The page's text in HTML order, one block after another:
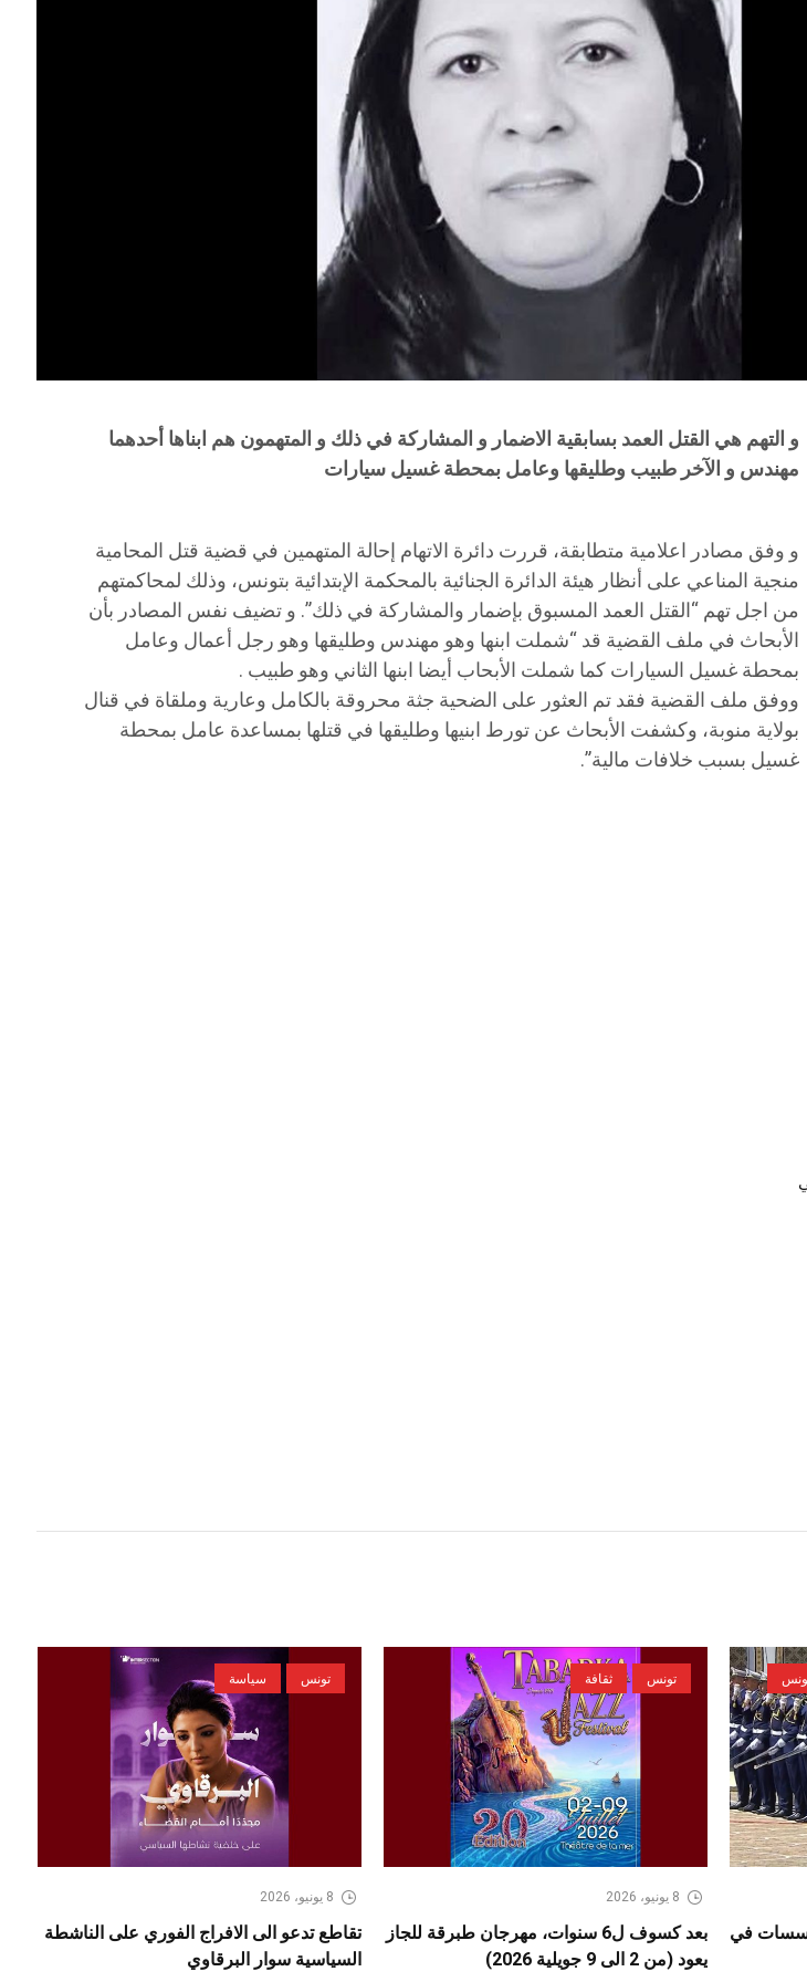
و التهم هي القتل العمد بسابقية الاضمار و المشاركة في ذلك و المتهمون هم ابناها أحدهما
مهندس و الآخر طبيب وطليقها وعامل بمحطة غسيل سيارات
و وفق مصادر اعلامية متطابقة، قررت دائرة الاتهام إحالة المتهمين في قضية قتل المحامية
منجية المناعي على أنظار هيئة الدائرة الجنائية بالمحكمة الإبتدائية بتونس، وذلك لمحاكمتهم
من اجل تهم “القتل العمد المسبوق بإضمار والمشاركة في ذلك”. و تضيف نفس المصادر بأن
الأبحاث في ملف القضية قد “شملت ابنها وهو مهندس وطليقها وهو رجل أعمال وعامل
بمحطة غسيل السيارات كما شملت الأبحاب أيضا ابنها الثاني وهو طبيب .
ووفق ملف القضية فقد تم العثور على الضحية جثة محروقة بالكامل وعارية وملقاة في قنال
بولاية منوبة، وكشفت الأبحاث عن تورط ابنيها وطليقها في قتلها بمساعدة عامل بمحطة
غسيل بسبب خلافات مالية”.
في
تونس ثقافة
8 يونيو، 2026
بعد كسوف ل6 سنوات، مهرجان طبرقة للجاز
يعود (من 2 الى 9 جويلية 2026)
تونس سياسة
8 يونيو، 2026
تقاطع تدعو الى الافراج الفوري على الناشطة
السياسية سوار البرقاوي